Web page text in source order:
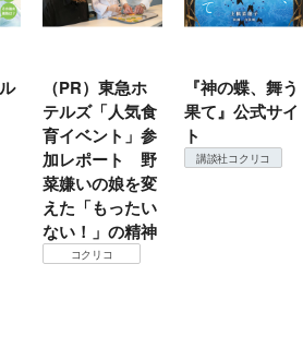
（PR）東急ホ
テルズ「人気食
育イベント」参
加レポート 野
菜嫌いの娘を変
えた「もったい
ない！」の精神
コクリコ
『神の蝶、舞う
果て』公式サイ
ト
講談社コクリコ